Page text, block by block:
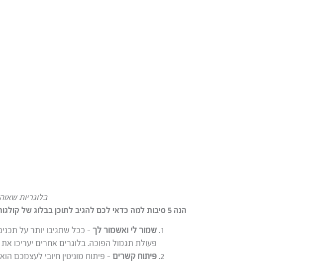
בלוגריות
הנה 5 סיבות למה כדאי לכם להגיב לתוכן בבלוג של קולגות
שמור לי ואשמור לך – ככל שתגיבו יותר על
פעולת תגמול הפוכה. בלוגרים אחרים יעריכו
פיתוח קשרים – פיתוח מוניטין חיובי לעצמכם